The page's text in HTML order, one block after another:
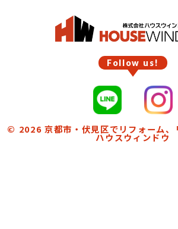
Follow us!
© 2026京都市・伏見区でリフォーム、
ハウスウィンドウ